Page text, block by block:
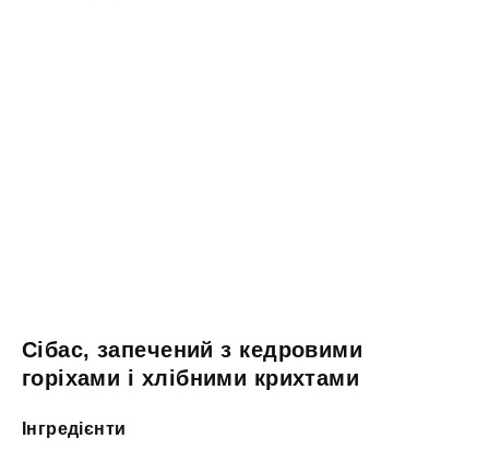
Сібас, запечений з кедровими
горіхами і хлібними крихтами
Інгредієнти